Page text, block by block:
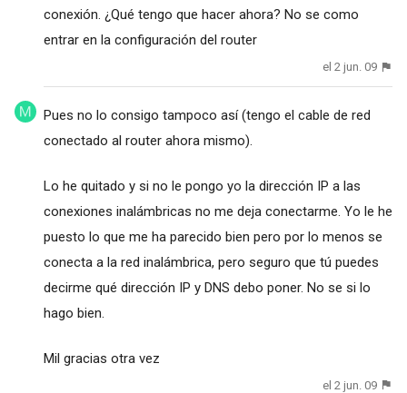
conexión. ¿Qué tengo que hacer ahora? No se como
entrar en la configuración del router
el 2 jun. 09
Pues no lo consigo tampoco así (tengo el cable de red
conectado al router ahora mismo).
Lo he quitado y si no le pongo yo la dirección IP a las
conexiones inalámbricas no me deja conectarme. Yo le he
puesto lo que me ha parecido bien pero por lo menos se
conecta a la red inalámbrica, pero seguro que tú puedes
decirme qué dirección IP y DNS debo poner. No se si lo
hago bien.
Mil gracias otra vez
el 2 jun. 09